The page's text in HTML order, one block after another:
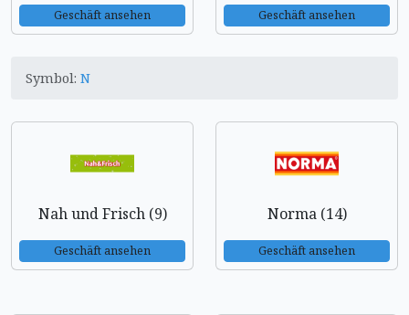
Geschäft ansehen Geschäft ansehen
Symbol: N
Nah und Frisch (9)
Geschäft ansehen
Norma (14)
Geschäft ansehen